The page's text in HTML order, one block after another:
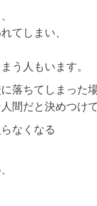
てしまい、
う人もいます。
落ちてしまった場
間だと決めつけ
なくなる